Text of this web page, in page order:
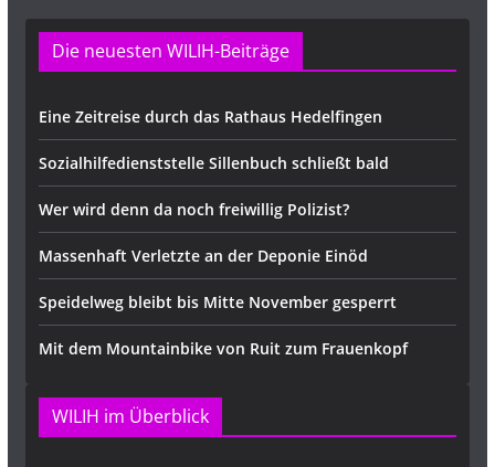
Die neuesten WILIH-Beiträge
Eine Zeitreise durch das Rathaus Hedelfingen
Sozialhilfedienststelle Sillenbuch schließt bald
Wer wird denn da noch freiwillig Polizist?
Massenhaft Verletzte an der Deponie Einöd
Speidelweg bleibt bis Mitte November gesperrt
Mit dem Mountainbike von Ruit zum Frauenkopf
WILIH im Überblick